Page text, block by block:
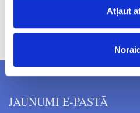
Atļaut
Cenas norādītas bez PVN. Cenas
brīdinājuma.
JAUNUMI E-PASTĀ